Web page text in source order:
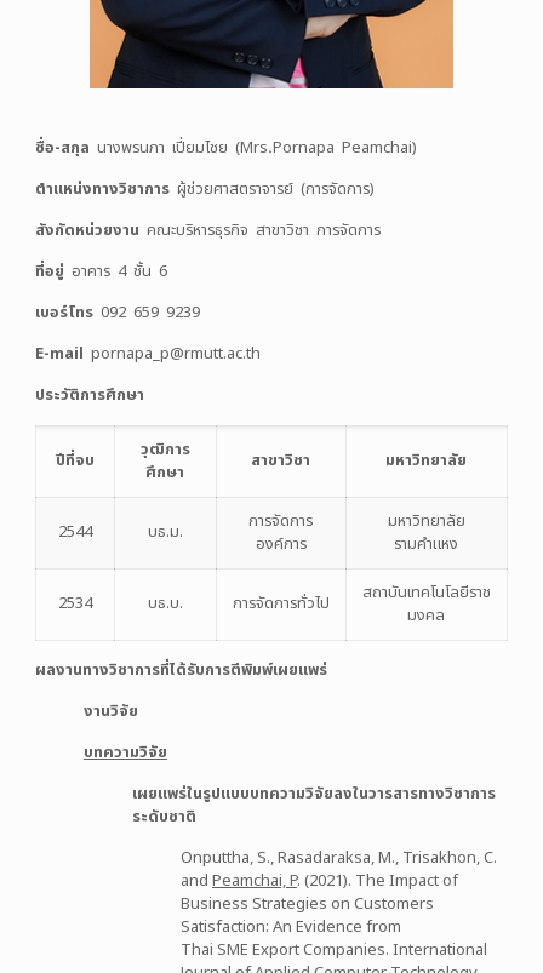
ชื่อ-สกุล นางพรนภา เปี่ยมไชย (Mrs.Pornapa Peamchai)
ตำแหน่งทางวิชาการ ผู้ช่วยศาสตราจารย์ (การจัดการ)
สังกัดหน่วยงาน คณะบริหารธุรกิจ สาขาวิชา การจัดการ
ที่อยู่ อาคาร 4 ชั้น 6
เบอร์โทร 092 659 9239
E-mail pornapa_p@rmutt.ac.th
ประวัติการศึกษา
ปีที่จบ
วุฒิการ
ศึกษา
สาขาวิชา มหาวิทยาลัย
2544 บธ.ม.
การจัดการ
องค์การ
มหาวิทยาลัย
รามคำแหง
2534 บธ.บ. การจัดการทั่วไป
สถาบันเทคโนโลยีราช
มงคล
ผลงานทางวิชาการที่ได้รับการตีพิมพ์เผยแพร่
งานวิจัย
บทความวิจัย
เผยแพร่ในรูปแบบบทความวิจัยลงในวารสารทางวิชาการ
ระดับชาติ
Onputtha, S., Rasadaraksa, M., Trisakhon, C.
and Peamchai, P. (2021). The Impact of
Business Strategies on Customers
Satisfaction: An Evidence from
Thai SME Export Companies. International